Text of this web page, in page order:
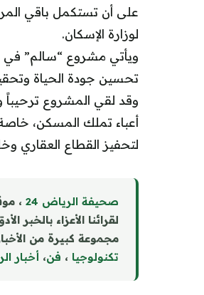
لوزارة الإسكان.
ويأتي مشروع “سالم” في
تحسين جودة الحياة
وقد لقي المشروع ترحيباً
أعباء تملك المسكن، خاصة
لتحفيز القطاع
صحيفة الرياض 24
،
لقرائنا الأعزاء
مجموعة كبيرة من
تكنولوجيا ، فن، أخبار